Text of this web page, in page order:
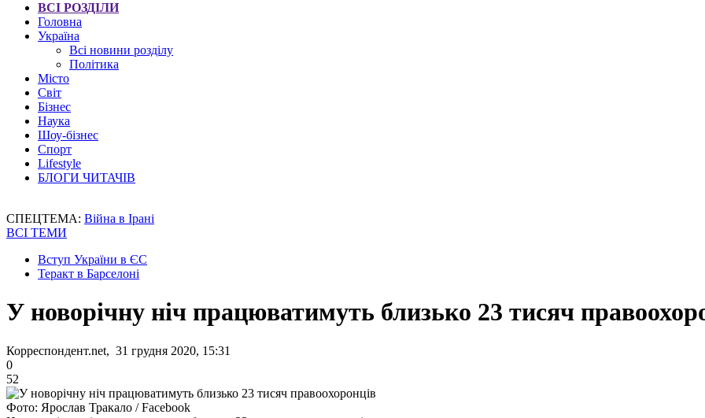
ВСІ РОЗДІЛИ
Головна
Україна
Всі новини розділу
Політика
Місто
Світ
Бізнес
Наука
Шоу-бізнес
Спорт
Lifestyle
БЛОГИ ЧИТАЧІВ
СПЕЦТЕМА: Війна в Ірані
ВСІ ТЕМИ
Вступ України в ЄС
Теракт в Барселоні
У новорічну ніч працюватимуть близько 23 тисяч
Корреспондент.net, 31 грудня 2020, 15:31
0
52
Фото: Ярослав Тракало / Facebook